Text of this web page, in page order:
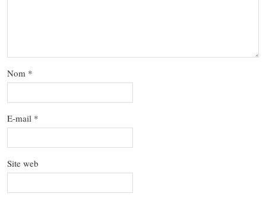
Nom *
E-mail *
Site web